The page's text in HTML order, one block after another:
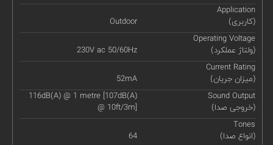
Application
(کاربری)
Outdoor
Operating Voltage
(ولتاژ عملکرد)
230V ac 50/60Hz
Current Rating
(میزان جریان)
52mA
Sound Output
(خروجی صدا)
116dB(A) @ 1 metre [107dB(A)
@ 10ft/3m]
Tones
(انواع صدا)
64